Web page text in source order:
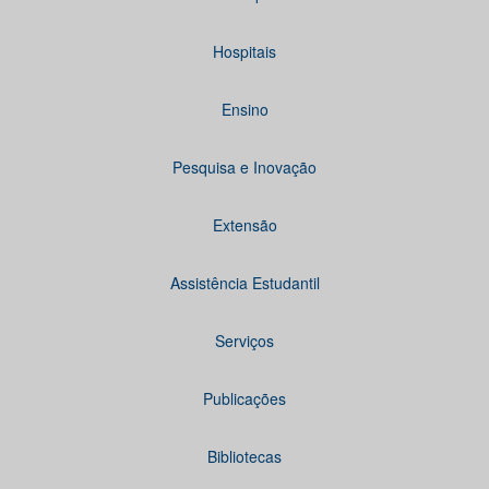
Hospitais
Ensino
Pesquisa e Inovação
Extensão
Assistência Estudantil
Serviços
Publicações
Bibliotecas